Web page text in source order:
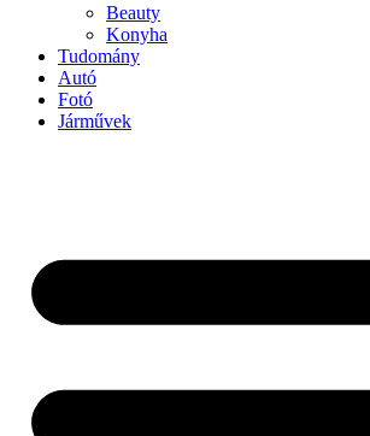
Beauty
Konyha
Tudomány
Autó
Fotó
Járművek